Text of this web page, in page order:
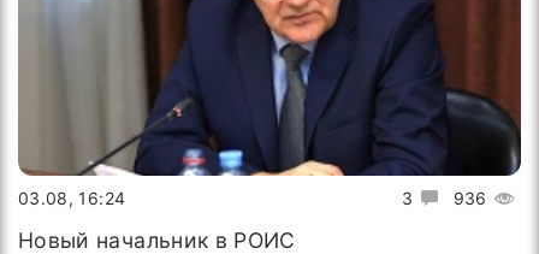
3 936
03.08, 16:24
Новый начальник в РОИС